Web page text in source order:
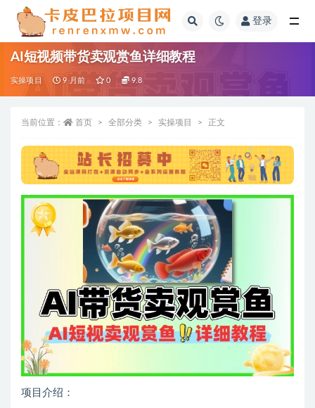
登录
AI短视频带货卖观赏鱼详细教程
实操项目 9 月前 0 9.8
当前位置： 首页 全部分类 实操项目 正文
项目介绍：
全部